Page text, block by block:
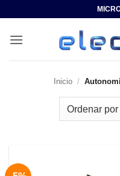
contenido
Inicio /